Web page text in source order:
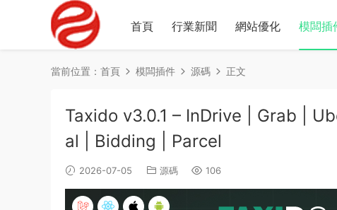
首頁 行業新聞 網站優化 模闆插
當前位置： 首頁 模闆插件 源碼 正文
Taxido v3.0.1 – InDrive | Grab |
al | Bidding | Parcel
2026-07-05 源碼 106